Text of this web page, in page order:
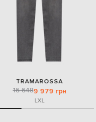
TRAMAROSSA
16 6489 979 грн
LXL